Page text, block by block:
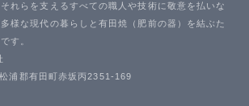
れらを支えるすべての職人や技術に敬意を払いな
様な現代の暮らしと有田焼（肥前の器）を結ぶた
す。
浦郡有田町赤坂丙2351-169